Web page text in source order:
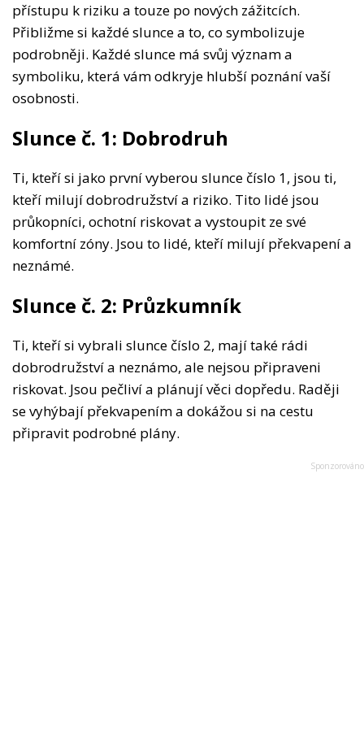
přístupu k riziku a touze po nových zážitcích.
Přibližme si každé slunce a to, co symbolizuje
podrobněji. Každé slunce má svůj význam a
symboliku, která vám odkryje hlubší poznání vaší
osobnosti.
Slunce č. 1: Dobrodruh
Ti, kteří si jako první vyberou slunce číslo 1, jsou ti,
kteří milují dobrodružství a riziko. Tito lidé jsou
průkopníci, ochotní riskovat a vystoupit ze své
komfortní zóny. Jsou to lidé, kteří milují překvapení a
neznámé.
Slunce č. 2: Průzkumník
Ti, kteří si vybrali slunce číslo 2, mají také rádi
dobrodružství a neznámo, ale nejsou připraveni
riskovat. Jsou pečliví a plánují věci dopředu. Raději
se vyhýbají překvapením a dokážou si na cestu
připravit podrobné plány.